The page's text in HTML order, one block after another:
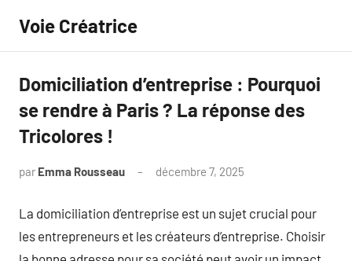
contenu
Voie Créatrice
Domiciliation d’entreprise : Pourquoi
se rendre à Paris ? La réponse des
Tricolores !
par Emma Rousseau décembre 7, 2025
La domiciliation d’entreprise est un sujet crucial pour
les entrepreneurs et les créateurs d’entreprise. Choisir